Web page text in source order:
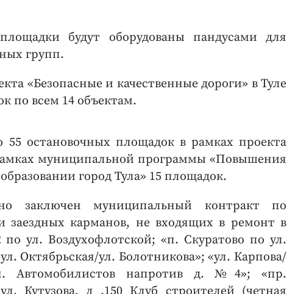
будут оборудованы пандусами для
групп.
«Безопасные и качественные дороги» в Туле
по всем 14 объектам.
55 остановочных площадок в рамках проекта
муниципальной программы «Повышения
город Тула» 15 площадок.
заключен муниципальный контракт по
заездных карманов, не входящих в ремонт в
ул. Воздухофлотской; «п. Скуратово по ул.
Октябрьская/ул. Болотникова»; «ул. Карпова/
Автомобилистов напротив д. №4»; «пр.